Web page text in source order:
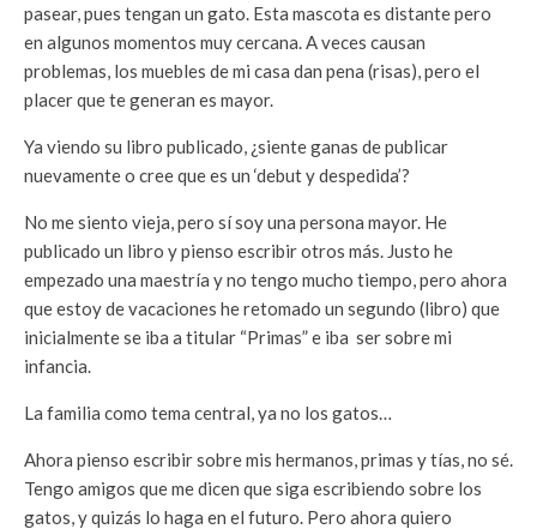
pasear, pues tengan un gato. Esta mascota es distante pero
en algunos momentos muy cercana. A veces causan
problemas, los muebles de mi casa dan pena (risas), pero el
placer que te generan es mayor.
Ya viendo su libro publicado, ¿siente ganas de publicar
nuevamente o cree que es un ‘debut y despedida’?
No me siento vieja, pero sí soy una persona mayor. He
publicado un libro y pienso escribir otros más. Justo he
empezado una maestría y no tengo mucho tiempo, pero ahora
que estoy de vacaciones he retomado un segundo (libro) que
inicialmente se iba a titular “Primas” e iba ser sobre mi
infancia.
La familia como tema central, ya no los gatos…
Ahora pienso escribir sobre mis hermanos, primas y tías, no sé.
Tengo amigos que me dicen que siga escribiendo sobre los
gatos, y quizás lo haga en el futuro. Pero ahora quiero